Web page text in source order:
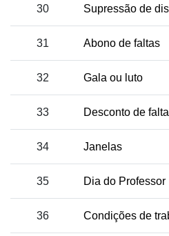
30 Supressão de
31 Abono de faltas
32 Gala ou luto
33 Desconto de
34 Janelas
35 Dia do Professor
36 Condições de